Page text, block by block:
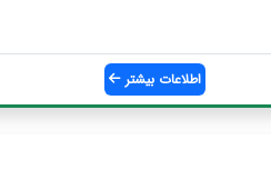
اطلاعات بیشتر